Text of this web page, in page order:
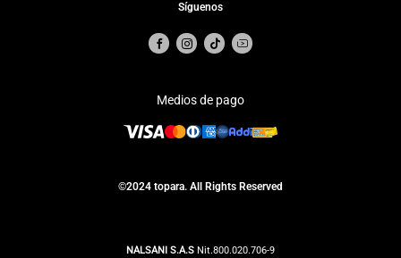
Síguenos
Medios de pago
©2024 topara. All Rights Reserved
NALSANI S.A.S Nit.800.020.706-9